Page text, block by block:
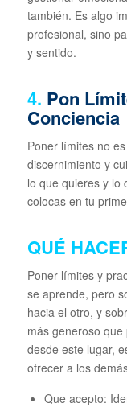
también. Es algo
profesional, sino
y sentido.
4. Pon
Conciencia
Poner límites no
discernimiento y
lo que quieres y lo
colocas en tu
QUÉ
Poner límites y
se aprende, pero
hacia el otro, y
más generoso
desde este lugar,
ofrecer a los
Que acepto: